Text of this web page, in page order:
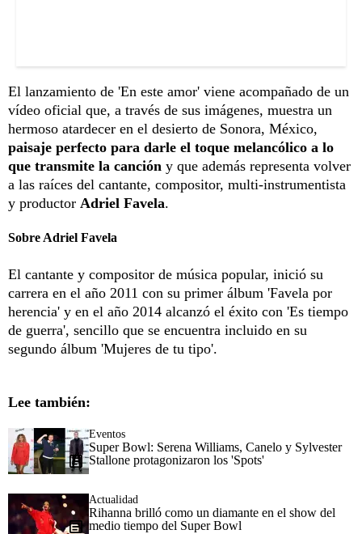
El lanzamiento de 'En este amor' viene acompañado de un
vídeo oficial que, a través de sus imágenes, muestra un
hermoso atardecer en el desierto de Sonora, México,
paisaje perfecto para darle el toque melancólico a lo
que transmite la canción y que además representa volver
a las raíces del cantante, compositor, multi-instrumentista
y productor Adriel Favela.
Sobre Adriel Favela
El cantante y compositor de música popular, inició su
carrera en el año 2011 con su primer álbum 'Favela por
herencia' y en el año 2014 alcanzó el éxito con 'Es tiempo
de guerra', sencillo que se encuentra incluido en su
segundo álbum 'Mujeres de tu tipo'.
Lee también:
Eventos
Super Bowl: Serena Williams, Canelo y Sylvester
Stallone protagonizaron los 'Spots'
Actualidad
Rihanna brilló como un diamante en el show del
medio tiempo del Super Bowl